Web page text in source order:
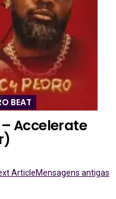
BEAT,
Accelerate
ArticleMensagens antigas